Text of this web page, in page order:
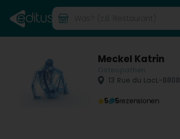
Meckel Katrin
13 Rue du LacL-8808
5 5rezensionen